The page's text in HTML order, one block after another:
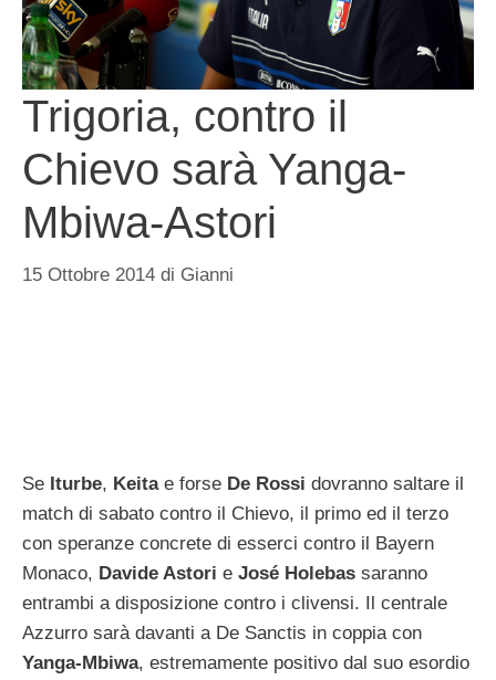
Trigoria, contro il
Chievo sarà Yanga-
Mbiwa-Astori
15 Ottobre 2014 di Gianni
Se Iturbe, Keitae forse De Rossi dovranno saltare il
match di sabato contro il Chievo, il primo ed il terzo
con speranze concrete di esserci contro il Bayern
Monaco, Davide Astori e José Holebas saranno
entrambi a disposizione contro i clivensi. Il centrale
Azzurro sarà davanti a De Sanctis in coppia con
Yanga-Mbiwa, estremamente positivo dal suo esordio